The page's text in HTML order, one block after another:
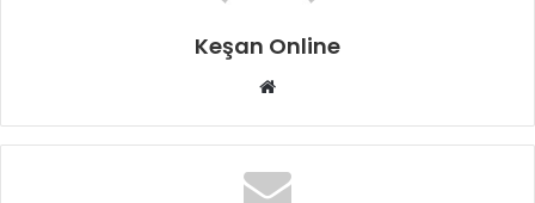
Keşan Online
Web